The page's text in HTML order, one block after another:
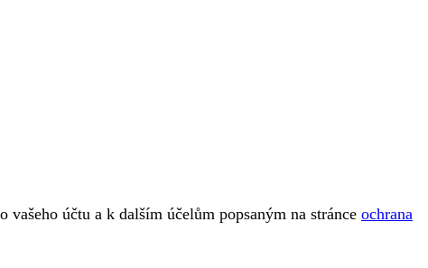
účtu a k dalším účelům popsaným na stránce ochrana